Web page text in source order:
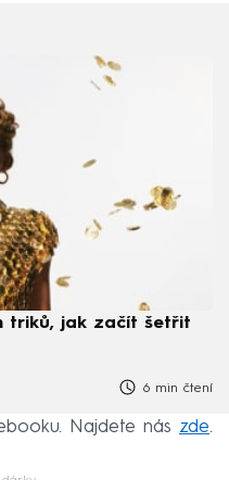
triků, jak začít šetřit
6 min čtení
Najdete nás zde.